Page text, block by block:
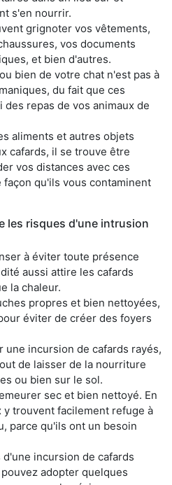
s'en nourrir.
grignoter vos vêtements,
vos documents
et bien d'autres.
bien de votre chat n'est pas à
du fait que ces
repas de vos animaux de
aliments et autres objets
cafards, il se trouve être
vos distances avec ces
qu'ils vous contaminent
les risques d'une intrusion
à éviter toute présence
aussi attire les cafards
la chaleur.
propres et bien nettoyées,
éviter de créer des foyers
une incursion de cafards rayés,
de laisser de la nourriture
ou bien sur le sol.
sec et bien nettoyé. En
trouvent facilement refuge à
parce qu'ils ont un besoin
incursion de cafards
adopter quelques